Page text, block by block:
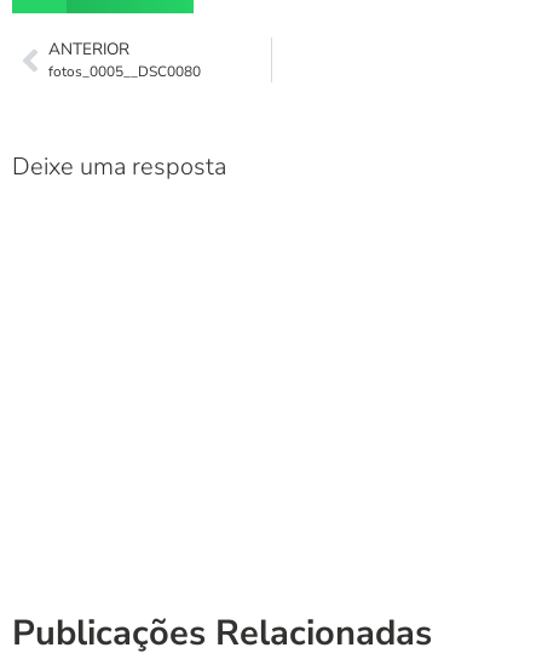
ANTERIOR
fotos_0005__DSC0080
Deixe uma resposta
Publicações Relacionadas